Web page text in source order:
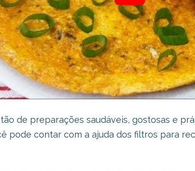
de preparações saudáveis, gostosas e
pode contar com a ajuda dos filtros para